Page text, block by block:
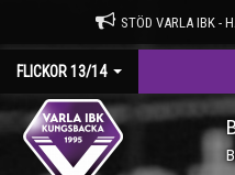
STÖD VARLA IBK -
FLICKOR 13/14